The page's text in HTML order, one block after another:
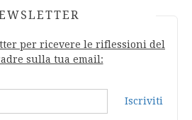
per ricevere le riflessioni del
sulla tua email:
Iscriviti